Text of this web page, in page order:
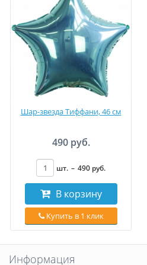
Шар-звезда Тиффани, 46 см
490 руб.
шт. – 490 руб.
В корзину
Купить в 1 клик
Информация